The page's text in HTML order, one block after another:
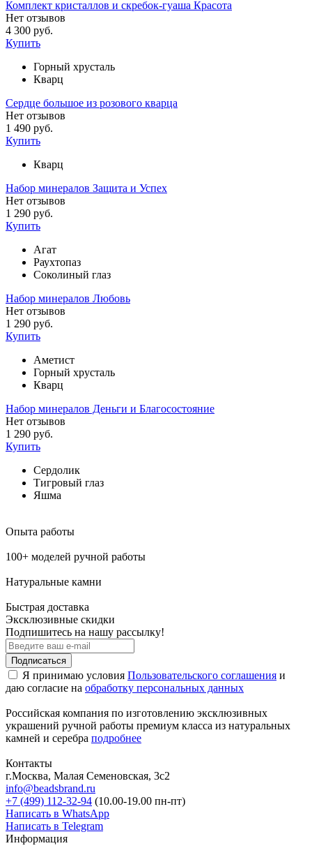
Комплект кристаллов и скребок-гуаша Красота
Нет отзывов
4 300 руб.
Купить
Горный хрусталь
Кварц
Сердце большое из розового кварца
Нет отзывов
1 490 руб.
Купить
Кварц
Набор минералов Защита и Успех
Нет отзывов
1 290 руб.
Купить
Агат
Раухтопаз
Соколиный глаз
Набор минералов Любовь
Нет отзывов
1 290 руб.
Купить
Аметист
Горный хрусталь
Кварц
Набор минералов Деньги и Благосостояние
Нет отзывов
1 290 руб.
Купить
Сердолик
Тигровый глаз
Яшма
Опыта работы
100+ моделей ручной работы
Натуральные камни
Быстрая доставка
Эксклюзивные скидки
Подпишитесь на нашу рассылку!
Подписаться
Я принимаю условия Пользовательского соглашения и
даю согласие на обработку персональных данных
Российская компания по изготовлению эксклюзивных
украшений ручной работы премиум класса из натуральных
камней и серебра подробнее
Контакты
г.Москва, Малая Семеновская, 3с2
info@beadsbrand.ru
+7 (499) 112-32-94 (10.00-19.00 пн-пт)
Написать в WhatsApp
Написать в Telegram
Информация